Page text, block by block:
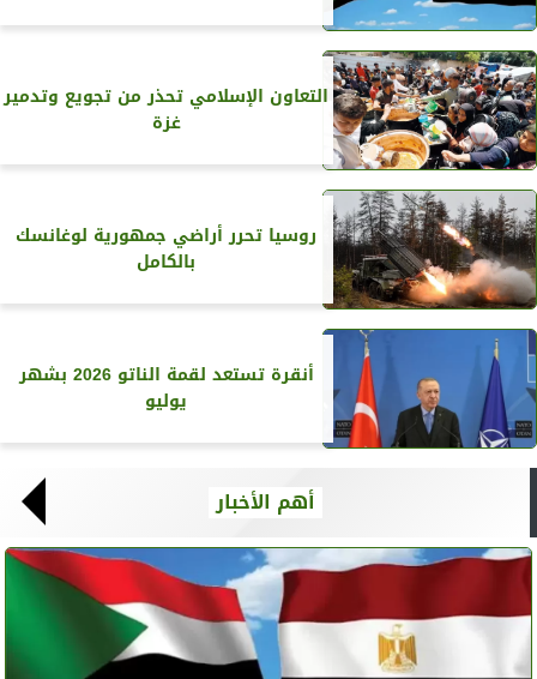
التعاون الإسلامي تحذر من تجويع وتدمير
غزة
روسيا تحرر أراضي جمهورية لوغانسك
بالكامل
أنقرة تستعد لقمة الناتو 2026 بشهر
يوليو
أهم الأخبار